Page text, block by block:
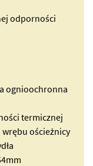
odporności
ognioochronna
termicznej
wrębu ościeżnicy